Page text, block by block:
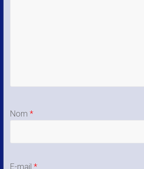
Nom *
E-mail *